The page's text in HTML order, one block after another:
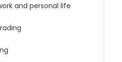
and personal life